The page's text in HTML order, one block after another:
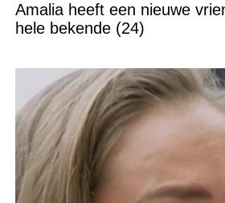
Amalia heeft een nieuwe
hele bekende (24)